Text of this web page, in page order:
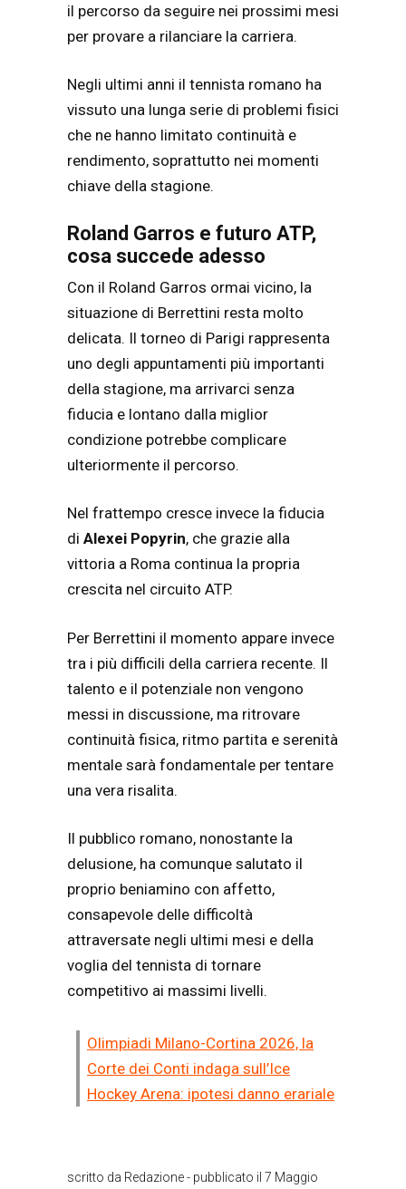
il percorso da seguire nei prossimi mesi
per provare a rilanciare la carriera.
Negli ultimi anni il tennista romano ha
vissuto una lunga serie di problemi fisici
che ne hanno limitato continuità e
rendimento, soprattutto nei momenti
chiave della stagione.
Roland Garros e futuro ATP,
cosa succede adesso
Con il Roland Garros ormai vicino, la
situazione di Berrettini resta molto
delicata. Il torneo di Parigi rappresenta
uno degli appuntamenti più importanti
della stagione, ma arrivarci senza
fiducia e lontano dalla miglior
condizione potrebbe complicare
ulteriormente il percorso.
Nel frattempo cresce invece la fiducia
di Alexei Popyrin, che grazie alla
vittoria a Roma continua la propria
crescita nel circuito ATP.
Per Berrettini il momento appare invece
tra i più difficili della carriera recente. Il
talento e il potenziale non vengono
messi in discussione, ma ritrovare
continuità fisica, ritmo partita e serenità
mentale sarà fondamentale per tentare
una vera risalita.
Il pubblico romano, nonostante la
delusione, ha comunque salutato il
proprio beniamino con affetto,
consapevole delle difficoltà
attraversate negli ultimi mesi e della
voglia del tennista di tornare
competitivo ai massimi livelli.
Olimpiadi Milano-Cortina 2026, la
Corte dei Conti indaga sull’Ice
Hockey Arena: ipotesi danno erariale
scritto da Redazione- pubblicato il 7 Maggio